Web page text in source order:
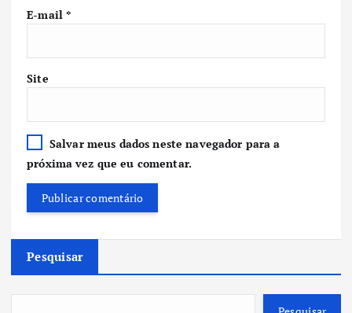
E-mail*
Site
Salvar meus dados neste navegador para a
próxima vez que eu comentar.
Pesquisar